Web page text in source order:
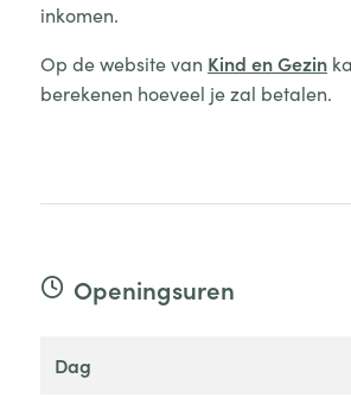
inkomen.
Op de website van Kind en Gezin
berekenen hoeveel je zal betalen.
Openingsuren
dag